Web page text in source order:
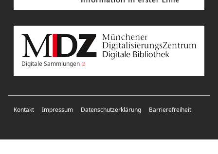
Digitale Sammlungen
Kontakt Impressum Datenschutzerklärung Barrierefreiheit